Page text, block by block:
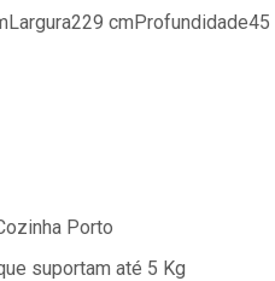
cmProfundidade45
Porto
suportam até 5 Kg